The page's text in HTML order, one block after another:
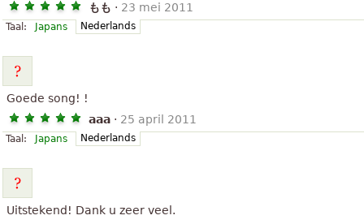
もも · 23 mei 2011
Taal: Japans Nederlands
Goede song! !
aaa · 25 april 2011
Taal: Japans Nederlands
Uitstekend! Dank u zeer veel.